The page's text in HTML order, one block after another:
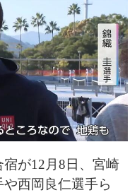
が12月8日、宮崎
西岡良仁選手ら